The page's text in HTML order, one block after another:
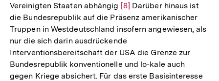
Vereinigten Staaten abhängig Zur
Auflösung
der
Fußnote
[8] Darüber hinaus ist
die Bundesrepublik auf die Präsenz amerikanischer
Truppen in Westdeutschland insofern angewiesen, als
nur die sich darin ausdrückende
Interventionsbereitschaft der USA die Grenze zur
Bundesrepublik konventionelle und lo-kale auch
gegen Kriege absichert. Für das erste Basisinteresse